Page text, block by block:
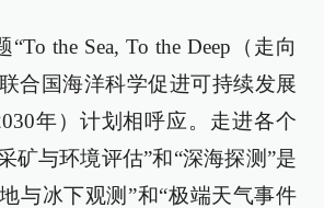
the Sea, To the Deep（走向
合国海洋科学促进可持续发展
年）计划相呼应。走进各个
矿与环境评估”和“深海探测”是
与冰下观测”和“极端天气事件